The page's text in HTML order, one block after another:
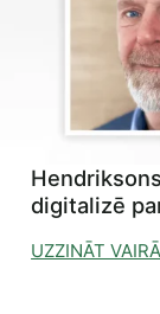
digitalizē
UZZINĀT